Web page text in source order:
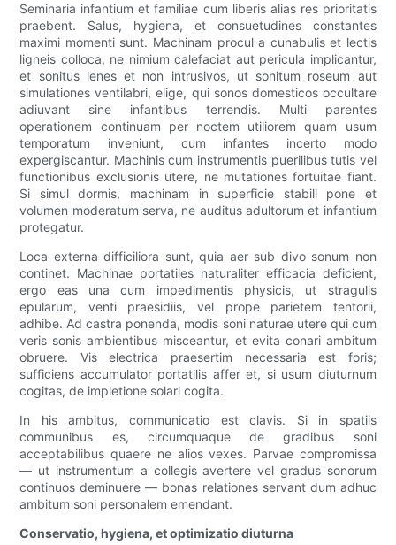
Seminaria infantium et familiae cum liberis alias res prioritatis
praebent. Salus, hygiena, et consuetudines constantes
maximi momenti sunt. Machinam procul a cunabulis et lectis
ligneis colloca, ne nimium calefaciat aut pericula implicantur,
et sonitus lenes et non intrusivos, ut sonitum roseum aut
simulationes ventilabri, elige, qui sonos domesticos occultare
adiuvant sine infantibus terrendis. Multi parentes
operationem continuam per noctem utiliorem quam usum
temporatum inveniunt, cum infantes incerto modo
expergiscantur. Machinis cum instrumentis puerilibus tutis vel
functionibus exclusionis utere, ne mutationes fortuitae fiant.
Si simul dormis, machinam in superficie stabili pone et
volumen moderatum serva, ne auditus adultorum et infantium
protegatur.
Loca externa difficiliora sunt, quia aer sub divo sonum non
continet. Machinae portatiles naturaliter efficacia deficient,
ergo eas una cum impedimentis physicis, ut stragulis
epularum, venti praesidiis, vel prope parietem tentorii,
adhibe. Ad castra ponenda, modis soni naturae utere qui cum
veris sonis ambientibus misceantur, et evita conari ambitum
obruere. Vis electrica praesertim necessaria est foris;
sufficiens accumulator portatilis affer et, si usum diuturnum
cogitas, de impletione solari cogita.
In his ambitus, communicatio est clavis. Si in spatiis
communibus es, circumquaque de gradibus soni
acceptabilibus quaere ne alios vexes. Parvae compromissa
— ut instrumentum a collegis avertere vel gradus sonorum
continuos deminuere — bonas relationes servant dum adhuc
ambitum soni personalem emendant.
Conservatio, hygiena, et optimizatio diuturna